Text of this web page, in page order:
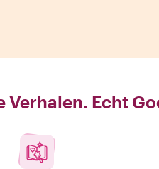
Verhalen. Echt